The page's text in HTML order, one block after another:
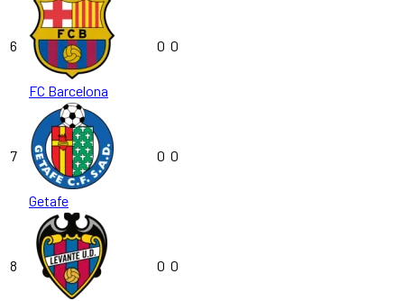
6
FC Barcelona
0 0
7
Getafe
0 0
8 0 0